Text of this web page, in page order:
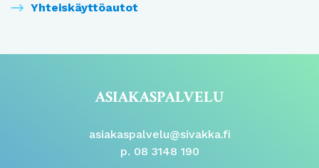
Yhteiskäyttöautot
ASIAKASPALVELU
asiakaspalvelu@sivakka.fi
p. 08 3148 190